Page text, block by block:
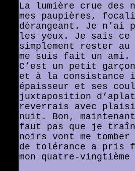
La lumière crue des
mes paupières,
dérangeant. Je n’ai
les yeux. Je sais ce
simplement rester
me suis fait un ami.
C’est un petit
et à la consistance
épaisseur et ses
juxtaposition
reverrais avec
nuit. Bon,
faut pas que je
noirs vont me
de tolérance a pris
mon quatre-